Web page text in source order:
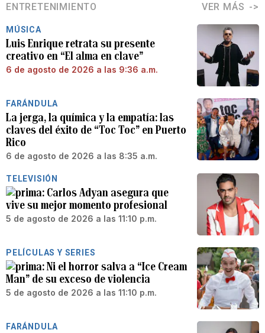
ENTRETENIMIENTO VER MÁS
MÚSICA
Luis Enrique retrata su presente
creativo en “El alma en clave”
6 de agosto de 2026 a las 9:36 a.m.
FARÁNDULA
La jerga, la química y la empatía: las
claves del éxito de “Toc Toc” en Puerto
Rico
6 de agosto de 2026 a las 8:35 a.m.
TELEVISIÓN
Carlos Adyan asegura que
vive su mejor momento profesional
5 de agosto de 2026 a las 11:10 p.m.
PELÍCULAS Y SERIES
Ni el horror salva a “Ice Cream
Man” de su exceso de violencia
5 de agosto de 2026 a las 11:10 p.m.
FARÁNDULA